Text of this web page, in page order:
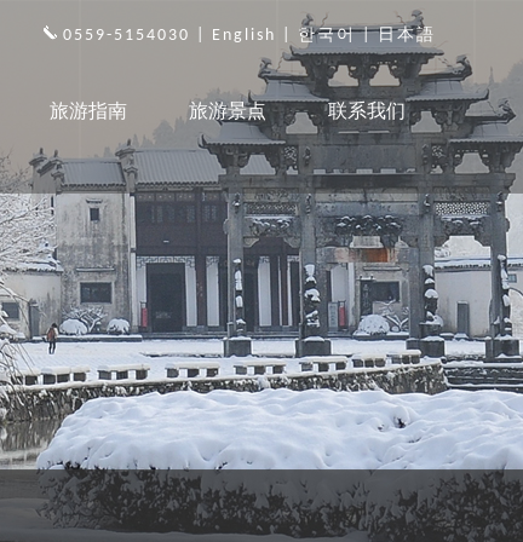
0559-5154030 | English 한국어|日本語
旅游指南 旅游景点 联系我们